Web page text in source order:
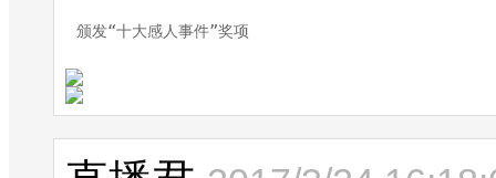
颁发“十大感人事件”奖项